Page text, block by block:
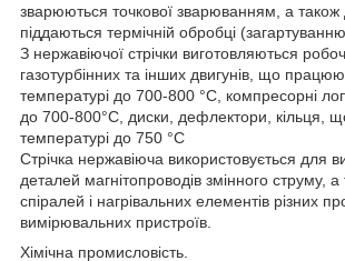
зварюються точкової зварюванням, а
піддаються термічній обробці
З нержавіючої стрічки виготовляються
газотурбінних та інших двигунів, що
температурі до 700-800 °С, компресорні
до 700-800°С, диски, дефлектори, кільця,
температурі до 750 °С
Стрічка нержавіюча використовується для
деталей магнітопроводів змінного струму,
спіралей і нагрівальних елементів різних
вимірювальних пристроїв.
Хімічна промисловість.